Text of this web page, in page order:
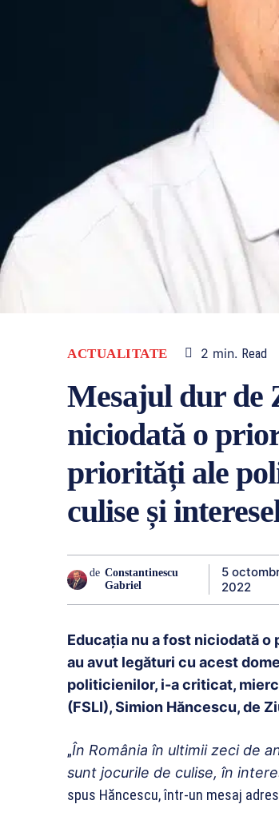
ACTUALITATE 2 min. Read
Mesajul dur de
niciodată o
priorități ale
culise și
de Constantinescu
Gabriel
5
2022
Educația nu a fost niciodată
au avut legături cu acest
politicienilor, i-a criticat,
(FSLI), Simion Hăncescu, de
„În România în ultimii zeci de
sunt jocurile de culise, în
spus Hăncescu, într-un mesaj